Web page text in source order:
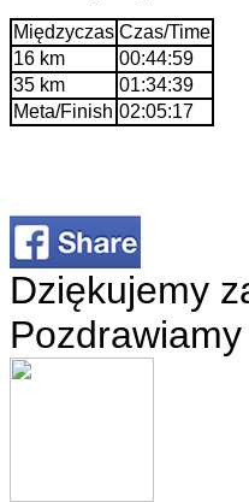
Międzyczas Czas/Time
16 km
00:44:59
35 km
01:34:39
Meta/Finish 02:05:17
Dziękujemy